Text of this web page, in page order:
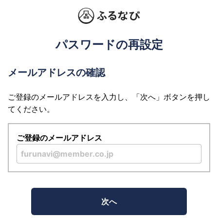
パスワードの再設定
メールアドレスの確認
ご登録のメールアドレスを入力し、「次へ」ボタンを押し
てください。
ご登録のメールアドレス